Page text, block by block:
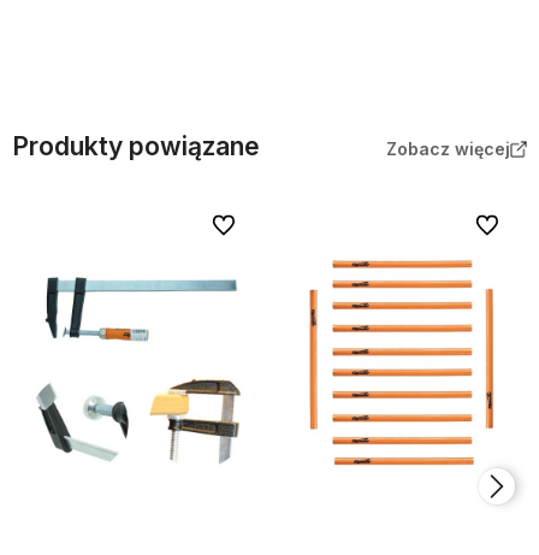
Produkty powiązane Zobacz więcej
Do ulubionych Do